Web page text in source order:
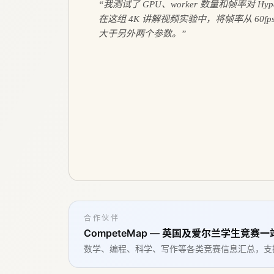
“我测试了 GPU、worker 数量和帧率对
在这组 4K 讲解视频实验中，将帧率从
大于另外两个参数。
”
合作伙伴
CompeteMap — 英国及爱尔兰学生竞赛一
数学、编程、科学、写作等各类竞赛信息汇总，